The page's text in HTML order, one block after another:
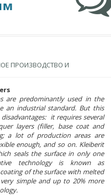
ПРОИЗВОДСТВО И
are predominantly used in the
an industrial standard. But this
it requires several
layers (filler, base coat and
a lot of production areas are
enough, and so on. Kleiberit
seals the surface in only one
technology is known as
of the surface with melted
very simple and up to 20% more